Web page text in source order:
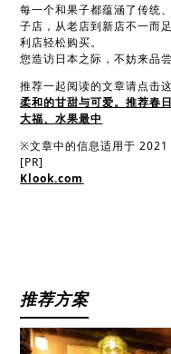
每一个和果子都蕴涵了传统
子店，从老店到新店不一而
利店轻松购买。
您造访日本之际，不妨来品
推荐一起阅读的文章请点击
柔和的甘甜与可爱。推荐春
大福、水果最中
※文章中的信息适用于 2021
[PR]
Klook.com
推荐方案